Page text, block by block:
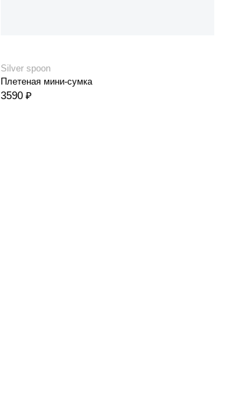
Silver spoon
Плетеная мини-сумка
3590 ₽